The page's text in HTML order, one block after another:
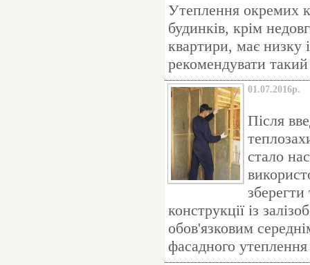
Утеплення окремих
будинків, крім
квартири, має низку
рекомендувати
01.07.2016р.
Після
стало
конструкції із
обов'язковим
фасадного